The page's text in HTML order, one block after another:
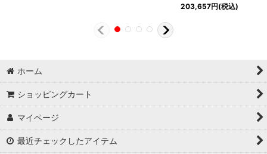
203,657円(税込)
ホーム
ショッピングカート
マイページ
最近チェックしたアイテム